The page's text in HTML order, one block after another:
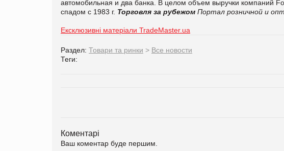
автомобильная и два банка. В целом объем выручки компаний
спадом с 1983 г. Торговля за рубежом Портал розничной и
Ексклюзивні матеріали TradeMaster.ua
Раздел: Товари та ринки > Все новости
Теги:
Коментарі
Ваш коментар буде першим.